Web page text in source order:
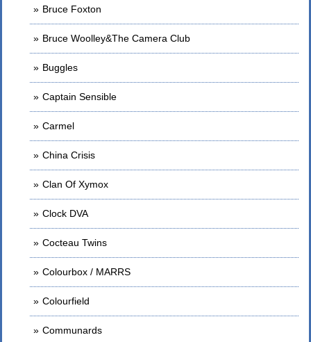
Bruce Foxton
Bruce Woolley&The Camera Club
Buggles
Captain Sensible
Carmel
China Crisis
Clan Of Xymox
Clock DVA
Cocteau Twins
Colourbox / MARRS
Colourfield
Communards